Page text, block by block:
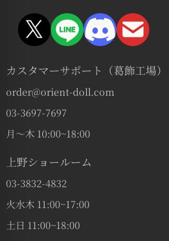
カスタマーサポート（葛飾工場）
order@orient-doll.com
03-3697-7697
月〜木 10:00~18:00
上野ショールーム
03-3832-4832
火水木 11:00~17:00
土日 11:00~18:00